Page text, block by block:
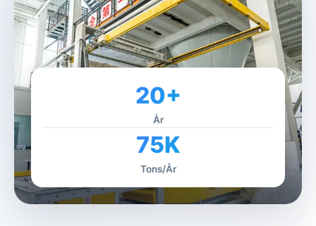
20+
År
75K
Tons/År